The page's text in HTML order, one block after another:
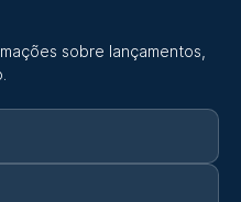
sobre lançamentos,